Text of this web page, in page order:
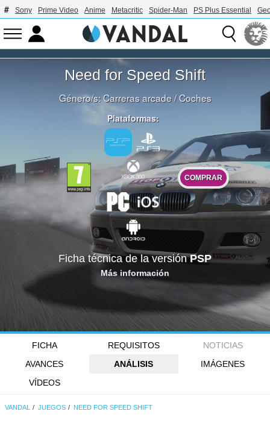
Sony Prime Video Anime Metacritic Spider-Man PS Plus Essential
Need for Speed Shift
Género/s:Carreras arcade/Coches
Plataformas:
COMPRAR
Ficha técnica de la versiónPSP
Más información
FICHA REQUISITOS
NOTICIAS
AVANCES
ANÁLISIS
IMÁGENES
VÍDEOS
VANDAL JUEGOS NEED FOR SPEED SHIFT